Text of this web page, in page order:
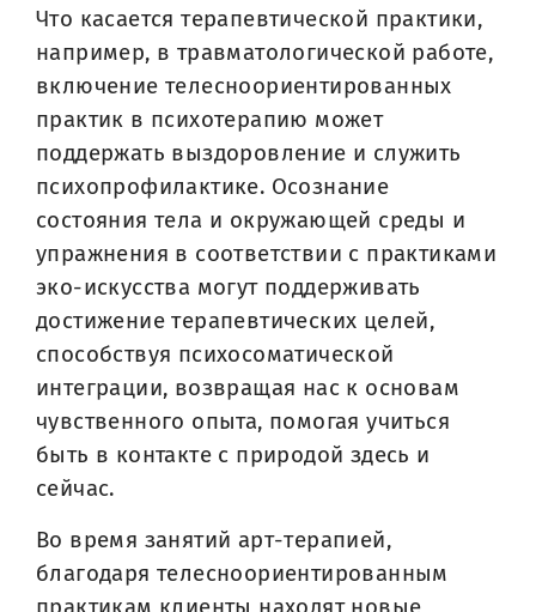
Что касается терапевтической практики,
например, в травматологической работе,
включение телесноориентированных
практик в психотерапию может
поддержать выздоровление и служить
психопрофилактике. Осознание
состояния тела и окружающей среды и
упражнения в соответствии с практиками
эко-искусства могут поддерживать
достижение терапевтических целей,
способствуя психосоматической
интеграции, возвращая нас к основам
чувственного опыта, помогая учиться
быть в контакте с природой здесь и
сейчас.
Во время занятий арт-терапией,
благодаря телесноориентированным
практикам клиенты находят новые